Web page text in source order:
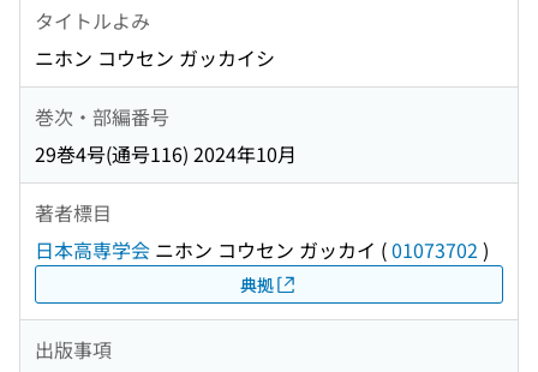
タイトルよみ
ニホン コウセン ガッカイシ
巻次・部編番号
29巻4号(通号116) 2024年10月
著者標目
日本高専学会 ニホン コウセン ガッカイ (01073702 )
典拠
出版事項